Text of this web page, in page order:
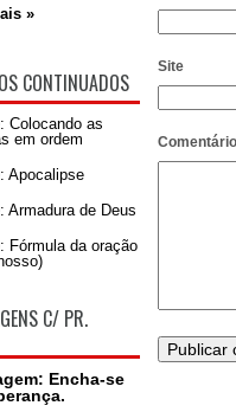
Site
Comentário
»
CONTINUADOS
Colocando as
em ordem
Apocalipse
Armadura de Deus
Fórmula da oração
C/ PR.
Encha-se